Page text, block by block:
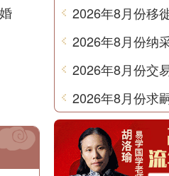
2026年8月份移
2026年8月份纳
2026年8月份交
2026年8月份求